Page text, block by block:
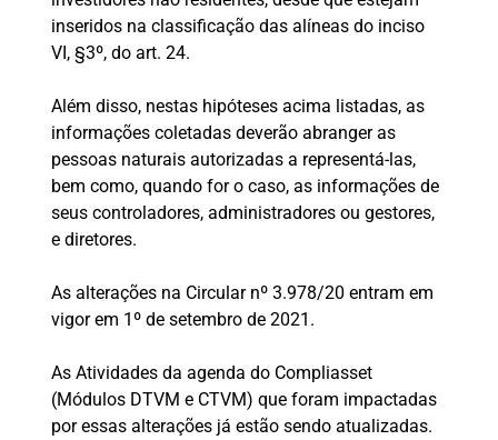
inseridos na classificação das alíneas do inciso
VI, §3º, do art. 24.
Além disso, nestas hipóteses acima listadas, as
informações coletadas deverão abranger as
pessoas naturais autorizadas a representá-las,
bem como, quando for o caso, as informações de
seus controladores, administradores ou gestores,
e diretores.
As alterações na Circular nº 3.978/20 entram em
vigor em 1º de setembro de 2021.
As Atividades da agenda do Compliasset
(Módulos DTVM e CTVM) que foram impactadas
por essas alterações já estão sendo atualizadas.